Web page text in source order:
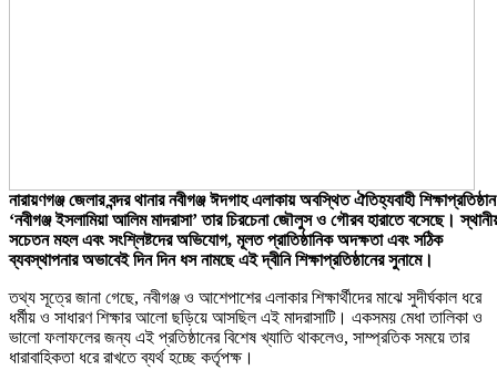
নারায়ণগঞ্জ জেলার বন্দর থানার নবীগঞ্জ ঈদগাহ এলাকায় অবস্থিত ঐতিহ্যবাহী শিক্ষাপ্রতিষ্ঠান
‘নবীগঞ্জ ইসলামিয়া আলিম মাদরাসা’ তার চিরচেনা জৌলুস ও গৌরব হারাতে বসেছে।
সচেতন মহল এবং সংশ্লিষ্টদের অভিযোগ, মূলত প্রাতিষ্ঠানিক অদক্ষতা এবং সঠিক
ব্যবস্থাপনার অভাবেই দিন দিন ধস নামছে এই দ্বীনি শিক্ষাপ্রতিষ্ঠানের সুনামে।
​তথ্য সূত্রে জানা গেছে, নবীগঞ্জ ও আশেপাশের এলাকার শিক্ষার্থীদের মাঝে সুদীর্ঘকাল ধরে
ধর্মীয় ও সাধারণ শিক্ষার আলো ছড়িয়ে আসছিল এই মাদরাসাটি। একসময় মেধা তালিকা ও
ভালো ফলাফলের জন্য এই প্রতিষ্ঠানের বিশেষ খ্যাতি থাকলেও, সাম্প্রতিক সময়ে তার
ধারাবাহিকতা ধরে রাখতে ব্যর্থ হচ্ছে কর্তৃপক্ষ।